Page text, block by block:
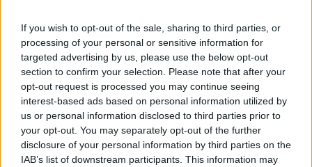
If you wish to opt-out of the sale, sharing to third parties, or
processing of your personal or sensitive information for
targeted advertising by us, please use the below opt-out
section to confirm your selection. Please note that after your
opt-out request is processed you may continue seeing
interest-based ads based on personal information utilized by
us or personal information disclosed to third parties prior to
your opt-out. You may separately opt-out of the further
disclosure of your personal information by third parties on the
IAB’s list of downstream participants. This information may
Publicidad